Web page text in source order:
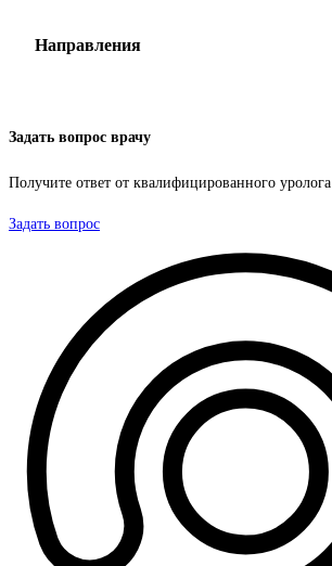
Направления
Задать вопрос врачу
Получите ответ от квалифицированного уролога
Задать вопрос